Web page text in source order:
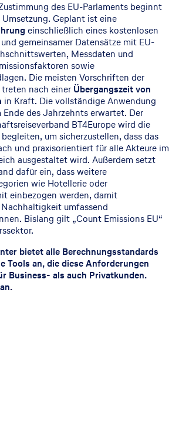
des EU-Parlaments beginnt
Geplant ist eine
einschließlich eines kostenlosen
gemeinsamer Datensätze mit EU-
Messdaten und
sowie
Die meisten Vorschriften der
nach einer Übergangszeit von
in Kraft. Die vollständige Anwendung
des Jahrzehnts erwartet. Der
BT4Europe wird die
um sicherzustellen, dass das
und praxisorientiert für alle Akteure im
ausgestaltet wird. Außerdem setzt
dafür ein, dass weitere
wie Hotellerie oder
einbezogen werden, damit
umfassend
Bislang gilt „Count Emissions EU“
bietet alle Berechnungsstandards
Tools an, die diese Anforderungen
Business- als auch Privatkunden.